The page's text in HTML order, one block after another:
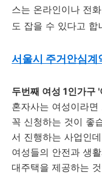
스는 온라인이나 전
도 잡을 수 있다고 합
서울시 주거안심계
두번째 여성 1인가구
혼자사는 여성이라
꼭 신청하는 것이 좋
서 진행하는 사업인
여성들의 안전과 생
대주택을 제공하는